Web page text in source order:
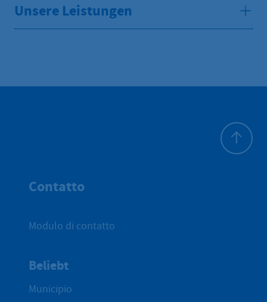
Unsere Leistungen
Contatto
Modulo di contatto
Beliebt
Municipio